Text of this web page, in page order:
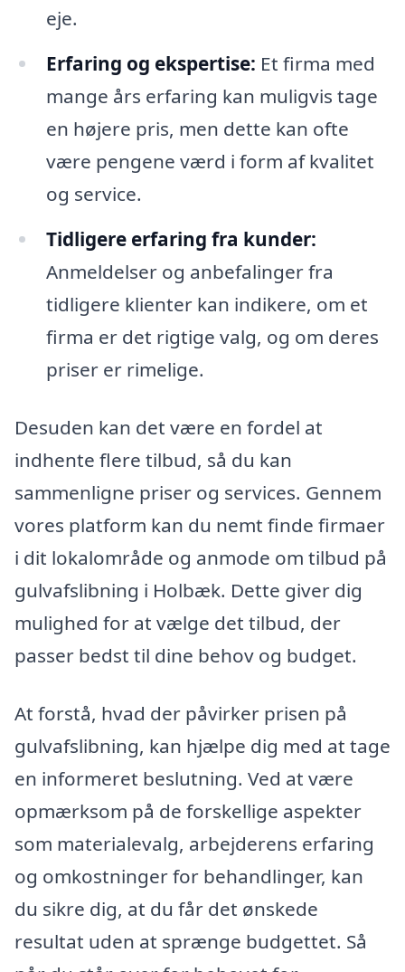
eje.
Erfaring og ekspertise: Et firma med
mange års erfaring kan muligvis tage
en højere pris, men dette kan ofte
være pengene værd i form af kvalitet
og service.
Tidligere erfaring fra kunder:
Anmeldelser og anbefalinger fra
tidligere klienter kan indikere, om et
firma er det rigtige valg, og om deres
priser er rimelige.
Desuden kan det være en fordel at
indhente flere tilbud, så du kan
sammenligne priser og services. Gennem
vores platform kan du nemt finde firmaer
i dit lokalområde og anmode om tilbud på
gulvafslibning i Holbæk. Dette giver dig
mulighed for at vælge det tilbud, der
passer bedst til dine behov og budget.
At forstå, hvad der påvirker prisen på
gulvafslibning, kan hjælpe dig med at tage
en informeret beslutning. Ved at være
opmærksom på de forskellige aspekter
som materialevalg, arbejderens erfaring
og omkostninger for behandlinger, kan
du sikre dig, at du får det ønskede
resultat uden at sprænge budgettet. Så